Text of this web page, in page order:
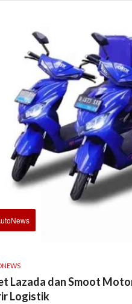
Lazada dan Smoot
Logistik